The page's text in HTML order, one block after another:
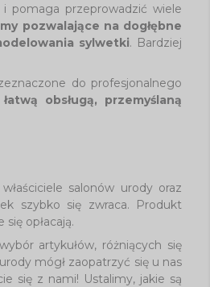
pomaga przeprowadzić wiele
pozwalające na dogłębne
sylwetki. Bardziej
do profesjonalnego
obsługą, przemyślaną
salonów urody oraz
szybko się zwraca. Produkt
opłacają.
artykułów, różniących się
mógł zaopatrzyć się u nas
się z nami! Ustalimy, jakie są